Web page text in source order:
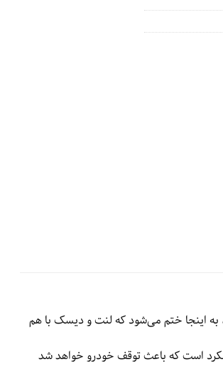
به اینجا ختم می‌شود که لنت و دیسک با هم
است که باعث توقف خودرو خواهد شد